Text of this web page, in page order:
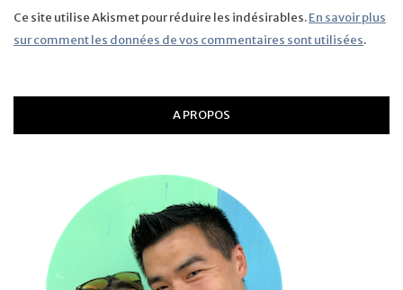
Ce site utilise Akismet pour réduire les indésirables.En savoir plus
sur comment les données de vos commentaires sont utilisées.
A PROPOS